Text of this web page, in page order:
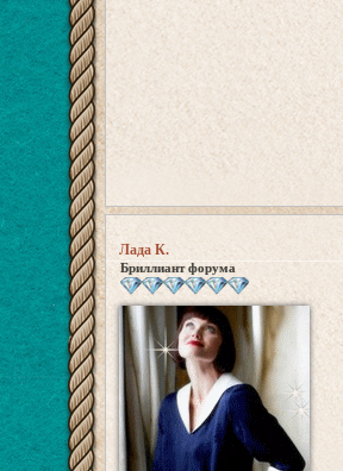
Лада К.
Бриллиант форума